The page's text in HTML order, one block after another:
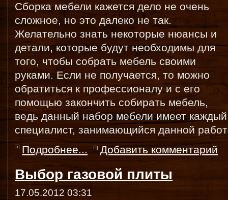
Сборка мебели кажется дело не очень
сложное, но это далеко не так.
Желательно знать некоторые нюансы и
детали, которые будут необходимы для
того, чтобы собрать мебель своими
руками. Если не получается, то можно
обратиться к профессионалу и с его
помощью закончить собирать мебель,
ведь данный набор мебели имеет каждый
специалист, занимающийся данной
Подробнее...
Добавить комментарий
Выбор газовой плиты
17.05.2012 03:31